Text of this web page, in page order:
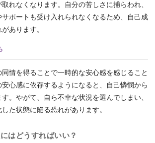
れなくなります。自分の苦しさに捕らわれ、
サポートも受け入れられなくなるため、自己成
あります。
情を得ることで一時的な安心感を感じること
心感に依存するようになると、自己憐憫から
。やがて、自ら不幸な状況を選んでしまい、
た状態に陥る恐れがあります。
はどうすればいい？